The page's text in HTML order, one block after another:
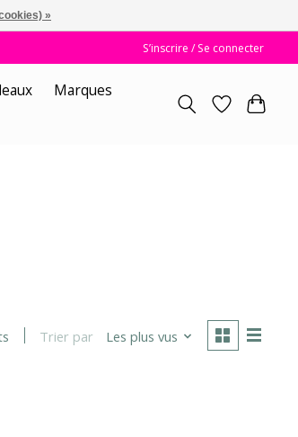
S’inscrire / Se connecter
Marques
Trier par Les plus vus
»